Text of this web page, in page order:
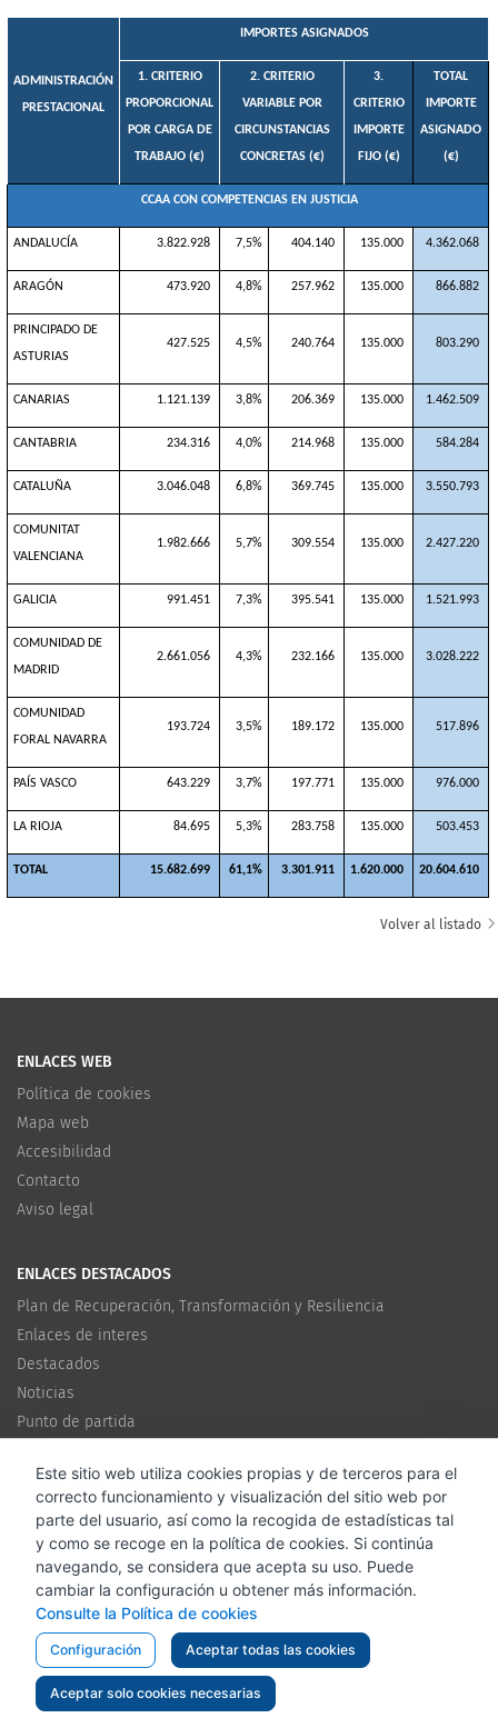
ADMINISTRACIÓN
PRESTACIONAL
IMPORTES ASIGNADOS
1. CRITERIO
PROPORCIONAL
POR CARGA DE
TRABAJO (€)
2. CRITERIO
VARIABLE POR
CIRCUNSTANCIAS
CONCRETAS (€)
3.
CRITERIO
IMPORTE
FIJO (€)
TOTAL
IMPORTE
ASIGNADO
(€)
CCAA CON COMPETENCIAS EN JUSTICIA
ANDALUCÍA 3.822.928 7,5% 404.140 135.000 4.362.068
ARAGÓN 473.920 4,8% 257.962 135.000 866.882
PRINCIPADO DE
ASTURIAS
427.525 4,5% 240.764 135.000 803.290
CANARIAS 1.121.139 3,8% 206.369 135.000 1.462.509
CANTABRIA 234.316 4,0% 214.968 135.000 584.284
CATALUÑA 3.046.048 6,8% 369.745 135.000 3.550.793
COMUNITAT
VALENCIANA
1.982.666 5,7% 309.554 135.000 2.427.220
GALICIA 991.451 7,3% 395.541 135.000 1.521.993
COMUNIDAD DE
MADRID
2.661.056 4,3% 232.166 135.000 3.028.222
COMUNIDAD
FORAL NAVARRA
193.724 3,5% 189.172 135.000 517.896
PAÍS VASCO 643.229 3,7% 197.771 135.000 976.000
LA RIOJA 84.695 5,3% 283.758 135.000 503.453
TOTAL 15.682.699 61,1% 3.301.911 1.620.000 20.604.610
Volver al listado
ENLACES WEB
Política de cookies
Mapa web
Accesibilidad
Contacto
Aviso legal
ENLACES DESTACADOS
Plan de Recuperación, Transformación y Resiliencia
Enlaces de interes
Destacados
Noticias
Punto de partida
CANALES
Twitter
Inicio Punto de partida Plan de trabajo
Rendición de cuentas
Este sitio web utiliza cookies propias y de terceros para el
correcto funcionamiento y visualización del sitio web por
parte del usuario, así como la recogida de estadísticas tal
y como se recoge en la política de cookies. Si continúa
navegando, se considera que acepta su uso. Puede
cambiar la configuración u obtener más información.
Consulte la Política de cookies
Configuración Aceptar todas las cookies
Aceptar solo cookies necesarias